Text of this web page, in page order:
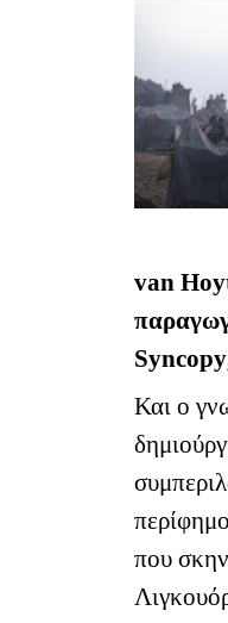
van
Syncopy
Και ο
που